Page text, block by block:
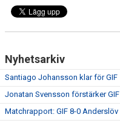
Nyhetsarkiv
Santiago Johansson klar för GIF
Jonatan Svensson förstärker GIF
Matchrapport: GIF 8-0 Anderslöv